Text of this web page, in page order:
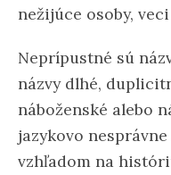
nežijúce osoby,
Neprípustné sú
názvy dlhé,
náboženské alebo
jazykovo
vzhľadom na